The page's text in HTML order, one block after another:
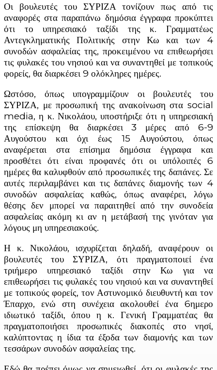
Οι βουλευτές του ΣΥΡΙΖΑ τονίζουν πως από τις
αναφορές στα παραπάνω δημόσια έγγραφα προκύπτει
ότι το υπηρεσιακό ταξίδι της κ. Γραμματέως
Αντεγκληματικής Πολιτικής στην Κω και των 4
συνοδών ασφαλείας της, προκειμένου να επιθεωρήσει
τις φυλακές του νησιού και να συναντηθεί με τοπικούς
φορείς, θα διαρκέσει 9 ολόκληρες ημέρες.
Ωστόσο, όπως υπογραμμίζουν οι βουλευτές του
ΣΥΡΙΖΑ, με προσωπική της ανακοίνωση στα social
media, η κ. Νικολάου, υποστήριξε ότι η υπηρεσιακή
της επίσκεψη θα διαρκέσει 3 μέρες από 6-9
Αυγούστου και όχι έως 15 Αυγούστου, όπως
αναφέρεται στα επίσημα δημόσια έγγραφα και
προσθέτει ότι είναι προφανές ότι οι υπόλοιπές 6
ημέρες θα καλυφθούν από προσωπικές της δαπάνες. Σε
αυτές περιλαμβάνει και τις δαπάνες διαμονής των 4
συνοδών ασφαλείας καθώς, όπως αναφέρει, λόγω
θέσης δεν μπορεί να παραιτηθεί από την συνοδεία
ασφαλείας ακόμη κι αν η μετάβασή της γινόταν για
λόγους μη υπηρεσιακούς.
Η κ. Νικολάου, ισχυρίζεται δηλαδή, αναφέρουν οι
βουλευτές του ΣΥΡΙΖΑ, ότι πραγματοποιεί ένα
τριήμερο υπηρεσιακό ταξίδι στην Κω για να
επιθεωρήσει τις φυλακές του νησιού και να συναντηθεί
με τοπικούς φορείς, τον Αστυνομικό διευθυντή και τον
Έπαρχο, ενώ στη συνέχεια ακολουθεί ένα 6ημερο
ιδιωτικό ταξίδι, όπου η κ. Γενική Γραμματέας θα
πραγματοποιήσει προσωπικές διακοπές στο νησί,
καλύπτοντας η ίδια τα έξοδα των διαμονής και των
τεσσάρων συνοδών ασφαλείας της.